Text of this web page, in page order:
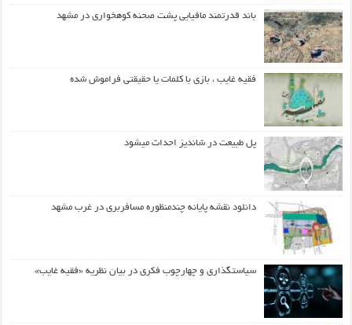
باند قدرتمند مافیایی پشت صحنه کوهخواری در مشهد
فقیه غایب ، بازی با کلمات یا حقیقتی فراموش شده
پل طبیعت در شاندیز احداث میشود
دانلود نقشه پایانه چندمنظوره مسافربری در غرب مشهد
سیاستگذاری و چهارچوب فکری در بیان نظریه «فقیه غایب»